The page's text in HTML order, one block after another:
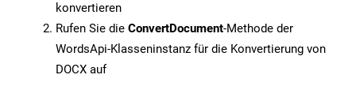
konvertieren
Rufen Sie die ConvertDocument-Methode der
WordsApi-Klasseninstanz für die Konvertierung von
DOCX auf